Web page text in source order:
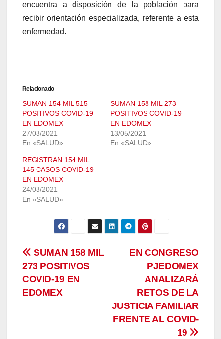
encuentra a disposición de la población para
recibir orientación especializada, referente a esta
enfermedad.
Relacionado
SUMAN 154 MIL 515
POSITIVOS COVID-19
EN EDOMEX
27/03/2021
En «SALUD»
SUMAN 158 MIL 273
POSITIVOS COVID-19
EN EDOMEX
13/05/2021
En «SALUD»
REGISTRAN 154 MIL
145 CASOS COVID-19
EN EDOMEX
24/03/2021
En «SALUD»
Navegación
de
entradas
EN CONGRESO
PJEDOMEX
ANALIZARÁ
RETOS DE LA
JUSTICIA FAMILIAR
FRENTE AL COVID-
19
SUMAN 158 MIL
273 POSITIVOS
COVID-19 EN
EDOMEX